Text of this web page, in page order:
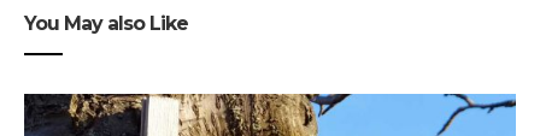
You May also Like